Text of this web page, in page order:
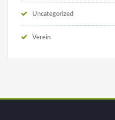
Uncategorized
Verein